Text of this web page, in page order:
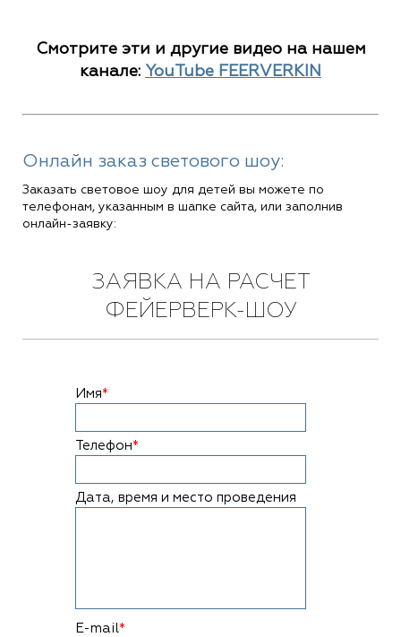
Смотрите эти и другие видео на нашем
канале: YouTube FEERVERKIN
Онлайн заказ светового шоу:
Заказать световое шоу для детей вы можете по
телефонам, указанным в шапке сайта, или заполнив
онлайн-заявку:
ЗАЯВКА НА РАСЧЕТ
ФЕЙЕРВЕРК-ШОУ
Имя*
Телефон*
Дата, время и место проведения
E-mail*